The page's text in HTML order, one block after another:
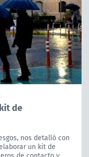
de
nos detalló con
un kit de